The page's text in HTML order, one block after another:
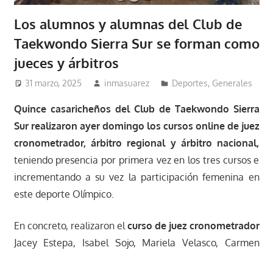
Los alumnos y alumnas del Club de
Taekwondo Sierra Sur se forman como
jueces y árbitros
31 marzo, 2025 inmasuarez Deportes, Generales
Quince casaricheños del Club de Taekwondo Sierra
Sur realizaron ayer domingo los cursos online de juez
cronometrador, árbitro regional y árbitro nacional,
teniendo presencia por primera vez en los tres cursos e
incrementando a su vez la participación femenina en
este deporte Olímpico.
En concreto, realizaron elcurso de juez cronometrador
Jacey Estepa, Isabel Sojo, Mariela Velasco, Carmen